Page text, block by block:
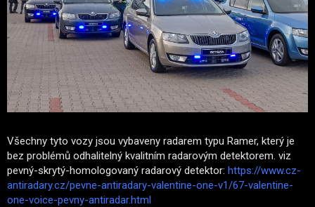
Všechny tyto vozy jsou vybaveny radarem typu Ramer, který je
bez problémů odhalitelný kvalitním radarovým detektorem. viz
pevný-skrytý-homologovaný radarový detektor: https://www.cz-
antiradary.cz/pevne-antiradary-valentine-one-v1/67-valentine-
one-voice-pevny-antiradar.html